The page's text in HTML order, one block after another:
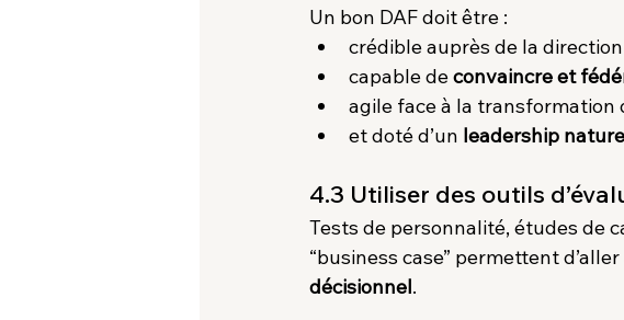
Un bon DAF doit être :
crédible auprès de la
capable de convaincre et
agile face à la transformation
et doté d’un leadership
4.3 Utiliser des outils
Tests de personnalité, études de
“business case” permettent
décisionnel.